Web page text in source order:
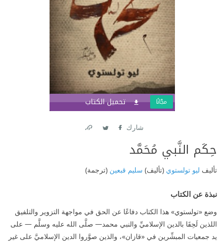
تحميل الكتاب مجّانًا
شارك
حِكَم النَّبي مُحَمَّد
تأليف ليو تولستوي (تأليف) سليم قبعين (ترجمة)
نبذة عن الكتاب
وضع «تولستوي» هذا الكتاب دفاعًا عن الحق في مواجهة التزوير والتلفيق
اللذين لَحِقَا بالدين الإسلاميِّ والنبي محمد— صلَّى الله عليه وسلَّم — على
يد جمعيات المبشِّرين في «قازان»، والذين صوَّروا الدين الإسلاميَّ على غير